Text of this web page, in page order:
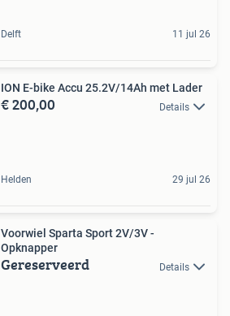
Delft 11 jul 26
ION E-bike Accu 25.2V/14Ah met Lader
€ 200,00 Details
Helden 29 jul 26
Voorwiel Sparta Sport 2V/3V -
Opknapper
Gereserveerd Details